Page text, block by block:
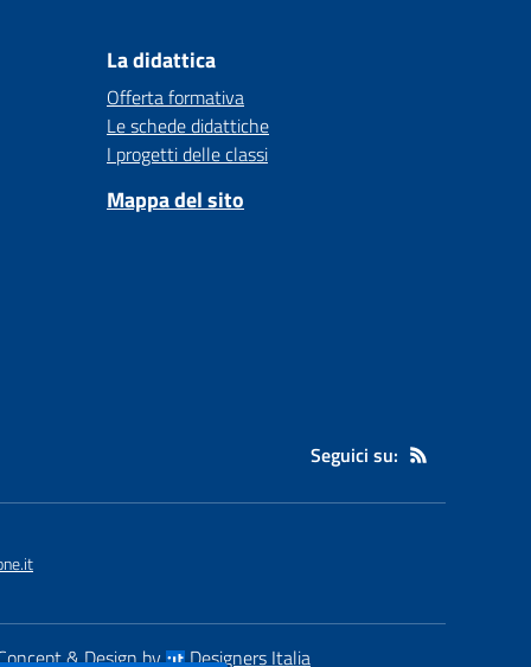
La didattica
Offerta formativa
Le schede didattiche
I progetti delle classi
Mappa del sito
Seguici su:
& Design by Designers Italia